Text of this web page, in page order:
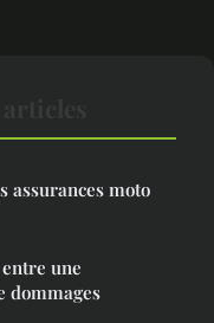
assurances moto
une
dommages